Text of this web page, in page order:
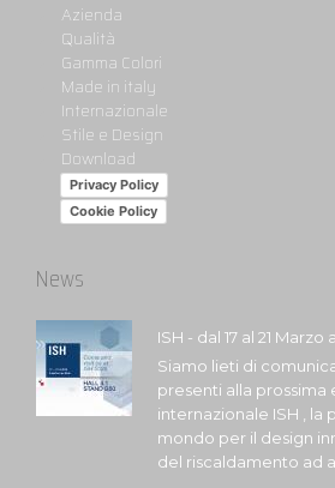
Azienda
Qualità
Gamma Colori
Made in italy
Internazionale
Stile e Design
Download
Privacy Policy
Cookie Policy
News
ISH - dal 17 al 21
Siamo lieti di
presenti alla prossima
internazionale ISH , la
mondo per il design
del riscaldamento ad